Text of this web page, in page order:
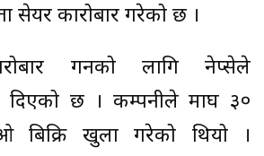
सेयर कारोबार गरेको छ ।
गर्नको लागि नेप्सेले
दिएको छ । कम्पनीले माघ ३०
बिक्रि खुला गरेको थियो ।